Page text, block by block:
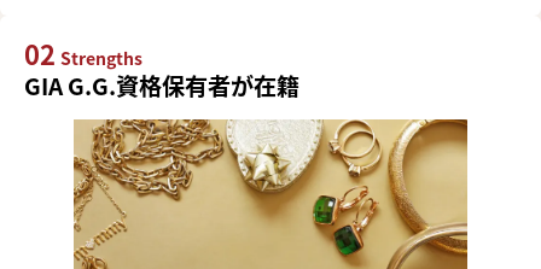
02 Strengths
GIA G.G.資格保有者が在籍